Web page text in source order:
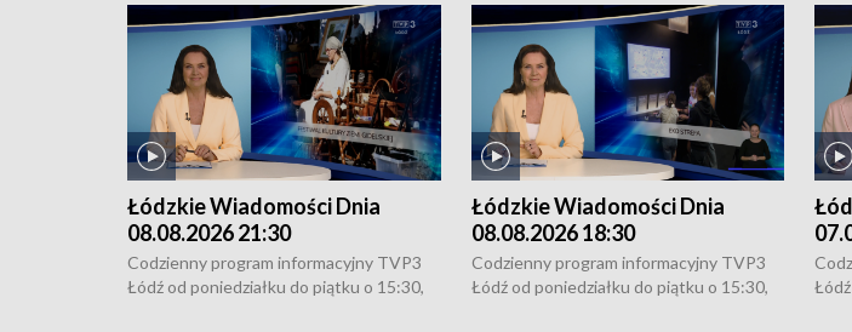
Łódzkie Wiadomości Dnia
08.08.2026 21:30
Codzienny program informacyjny TVP3
Łódź od poniedziałku do piątku o 15:30,
Łódzkie Wiadomości Dnia
08.08.2026 18:30
Codzienny program informacyjny TVP3
Łódź od poniedziałku do piątku o 15:30,